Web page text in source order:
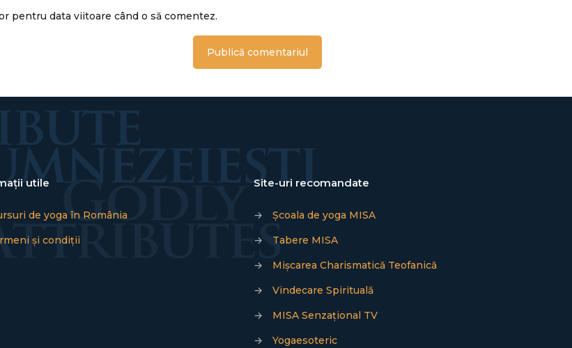
pentru data viitoare când o să comentez.
utile
de yoga în România
și condiții
Site-uri recomandate
→
Școala de yoga MISA
→
Tabere MISA
→
Mișcarea Charismatică Teofanică
→
Vindecare Spirituală
→
MISA Senzațional TV
→
Yogaesoteric